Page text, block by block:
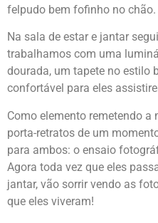
felpudo bem fofinho no chão.
Na sala de estar e jantar
trabalhamos com uma
dourada, um tapete no estilo
confortável para eles
Como elemento remetendo
porta-retratos de um
para ambos: o ensaio
Agora toda vez que eles
jantar, vão sorrir vendo as
que eles viveram!